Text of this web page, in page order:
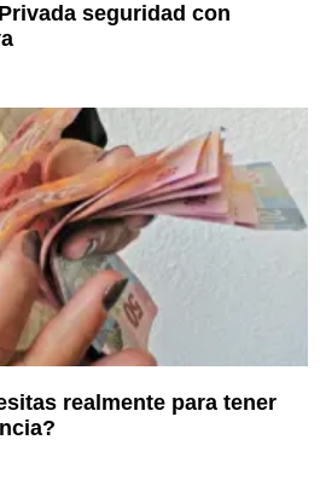
seguridad con
realmente para tener